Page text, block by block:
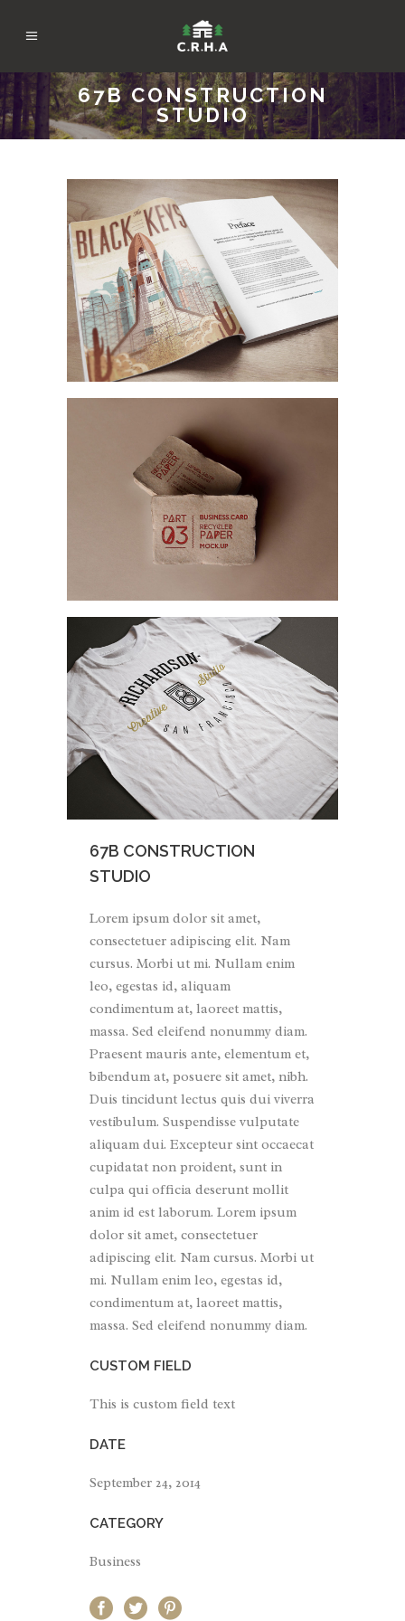
67B CONSTRUCTION
STUDIO
67B CONSTRUCTION
STUDIO
Lorem ipsum dolor sit amet,
consectetuer adipiscing elit. Nam
cursus. Morbi ut mi. Nullam enim
leo, egestas id, aliquam
condimentum at, laoreet mattis,
massa. Sed eleifend nonummy diam.
Praesent mauris ante, elementum et,
bibendum at, posuere sit amet, nibh.
Duis tincidunt lectus quis dui viverra
vestibulum. Suspendisse vulputate
aliquam dui. Excepteur sint occaecat
cupidatat non proident, sunt in
culpa qui officia deserunt mollit
anim id est laborum. Lorem ipsum
dolor sit amet, consectetuer
adipiscing elit. Nam cursus. Morbi ut
mi. Nullam enim leo, egestas id,
condimentum at, laoreet mattis,
massa. Sed eleifend nonummy diam.
CUSTOM FIELD
This is custom field text
DATE
September 24, 2014
CATEGORY
Business